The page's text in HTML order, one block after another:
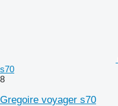
s70
8
Gregoire voyager s70